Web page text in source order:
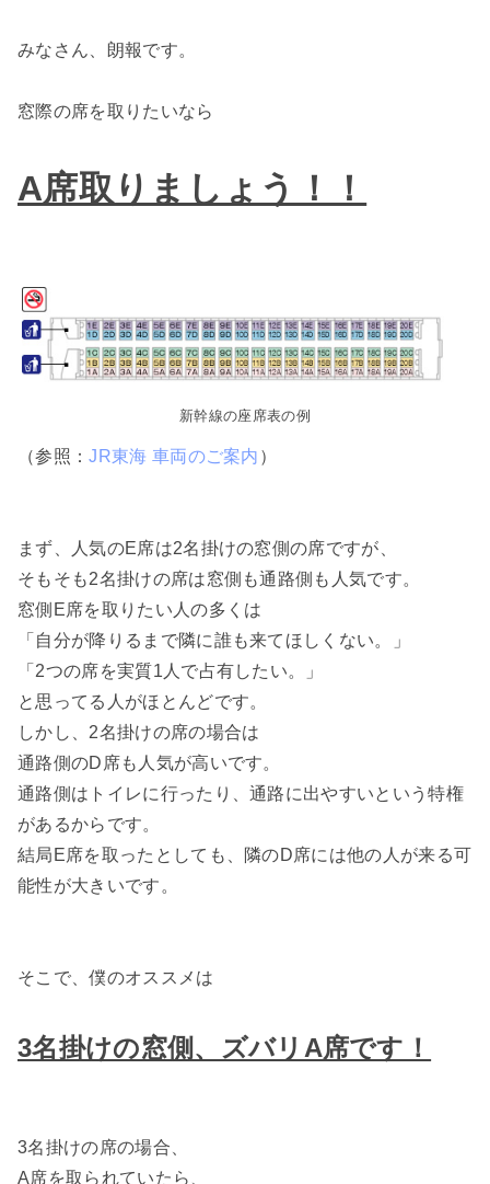
みなさん、朗報です。
窓際の席を取りたいなら
A席取りましょう！！
新幹線の座席表の例
（参照：JR東海 車両のご案内 ）
まず、人気のE席は2名掛けの窓側の席ですが、
そもそも2名掛けの席は窓側も通路側も人気です。
窓側E席を取りたい人の多くは
「自分が降りるまで隣に誰も来てほしくない。」
「2つの席を実質1人で占有したい。」
と思ってる人がほとんどです。
しかし、2名掛けの席の場合は
通路側のD席も人気が高いです。
通路側はトイレに行ったり、通路に出やすいという特権
があるからです。
結局E席を取ったとしても、隣のD席には他の人が来る可
能性が大きいです。
そこで、僕のオススメは
3名掛けの窓側、ズバリA席です！
3名掛けの席の場合、
A席を取られていたら、